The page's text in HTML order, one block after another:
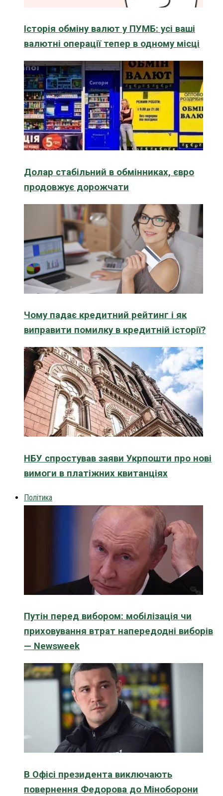
Історія обміну валют у ПУМБ: усі ваші
валютні операції тепер в одному місці
Долар стабільний в обмінниках, євро
продовжує дорожчати
Чому падає кредитний рейтинг і як
виправити помилку в кредитній історії?
НБУ спростував заяви Укрпошти про нові
вимоги в платіжних квитанціях
Політика
Путін перед вибором: мобілізація чи
приховування втрат напередодні виборів
— Newsweek
В Офісі президента виключають
повернення Федорова до Міноборони